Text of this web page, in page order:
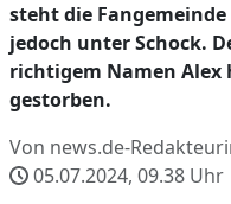
steht die
jedoch unter Schock.
richtigem Namen Alex
gestorben.
Von news.de-
05.07.2024, 09.38 Uhr